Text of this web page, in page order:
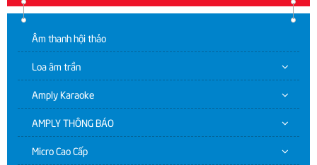
Âm thanh hội thảo
Loa âm trần
Amply Karaoke
AMPLY THÔNG BÁO
Micro Cao Cấp